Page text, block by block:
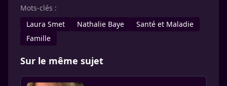
Mots-clés :
Laura Smet
Nathalie Baye
Santé et Maladie
Famille
Sur le même sujet